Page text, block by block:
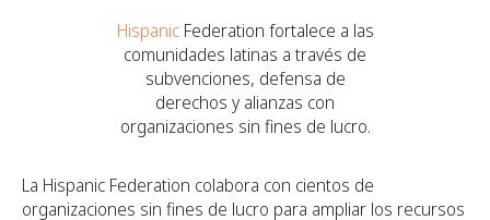
Hispanic Federation fortalece a las
comunidades latinas a través de
subvenciones, defensa de
derechos y alianzas con
organizaciones sin fines de lucro.
La Hispanic Federation colabora con cientos de
organizaciones sin fines de lucro para ampliar los recursos